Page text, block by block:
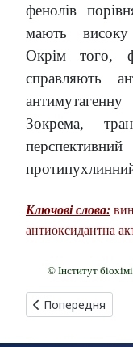
фенолів
мають високу
Окрім того,
справляють
Зокрема,
Ключові слова:
антиоксидантна
© Інститут
Попередня
Попередня